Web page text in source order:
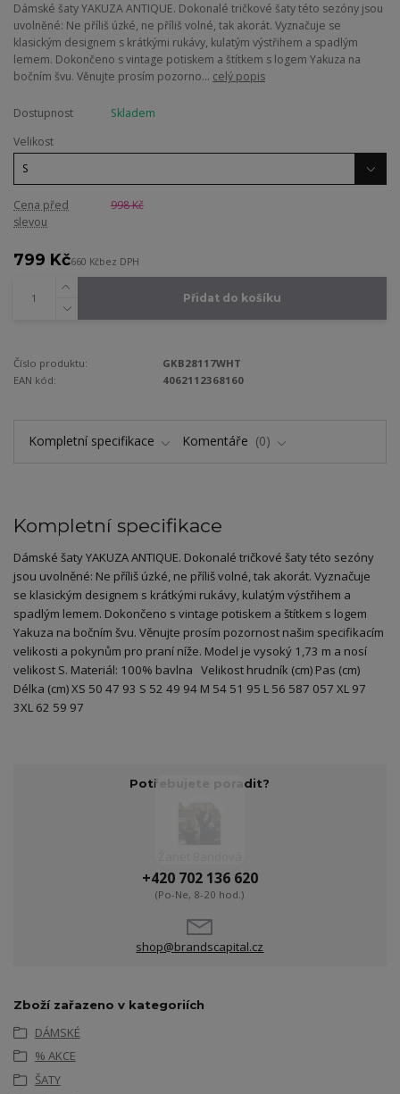
Dámské šaty YAKUZA ANTIQUE. Dokonalé tričkové šaty této sezóny jsou
uvolněné: Ne příliš úzké, ne příliš volné, tak akorát. Vyznačuje se
klasickým designem s krátkými rukávy, kulatým výstřihem a spadlým
lemem. Dokončeno s vintage potiskem a štítkem s logem Yakuza na
bočním švu. Věnujte prosím pozorno... celý popis
Dostupnost
Skladem
Velikost
Cena před
slevou
998 Kč
799 Kč660 Kčbez DPH
Přidat do košíku
Číslo produktu:
GKB28117WHT
EAN kód:
4062112368160
Kompletní specifikace Komentáře 0
Kompletní specifikace
Dámské šaty YAKUZA ANTIQUE. Dokonalé tričkové šaty této sezóny
jsou uvolněné: Ne příliš úzké, ne příliš volné, tak akorát. Vyznačuje
se klasickým designem s krátkými rukávy, kulatým výstřihem a
spadlým lemem. Dokončeno s vintage potiskem a štítkem s logem
Yakuza na bočním švu. Věnujte prosím pozornost našim specifikacím
velikosti a pokynům pro praní níže. Model je vysoký 1,73 m a nosí
velikost S. Materiál: 100% bavlna Velikost hrudník (cm) Pas (cm)
Délka (cm) XS 50 47 93 S 52 49 94 M 54 51 95 L 56 587 057 XL 97
3XL 62 59 97
Potřebujete poradit?
+420 702 136 620
(Po-Ne, 8-20 hod.)
shop@brandscapital.cz
Zboží zařazeno v kategoriích
DÁMSKÉ
% AKCE
ŠATY